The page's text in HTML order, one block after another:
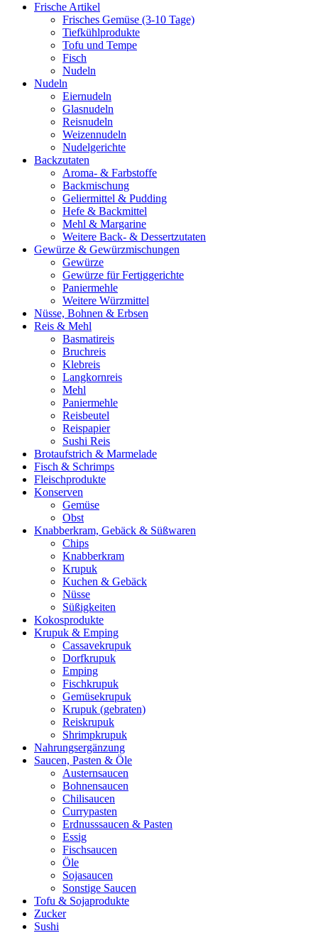
Frische Artikel
Frisches Gemüse (3-10 Tage)
Tiefkühlprodukte
Tofu und Tempe
Fisch
Nudeln
Nudeln
Eiernudeln
Glasnudeln
Reisnudeln
Weizennudeln
Nudelgerichte
Backzutaten
Aroma- & Farbstoffe
Backmischung
Geliermittel & Pudding
Hefe & Backmittel
Mehl & Margarine
Weitere Back- & Dessertzutaten
Gewürze & Gewürzmischungen
Gewürze
Gewürze für Fertiggerichte
Paniermehle
Weitere Würzmittel
Nüsse, Bohnen & Erbsen
Reis & Mehl
Basmatireis
Bruchreis
Klebreis
Langkornreis
Mehl
Paniermehle
Reisbeutel
Reispapier
Sushi Reis
Brotaufstrich & Marmelade
Fisch & Schrimps
Fleischprodukte
Konserven
Gemüse
Obst
Knabberkram, Gebäck & Süßwaren
Chips
Knabberkram
Krupuk
Kuchen & Gebäck
Nüsse
Süßigkeiten
Kokosprodukte
Krupuk & Emping
Cassavekrupuk
Dorfkrupuk
Emping
Fischkrupuk
Gemüsekrupuk
Krupuk (gebraten)
Reiskrupuk
Shrimpkrupuk
Nahrungsergänzung
Saucen, Pasten & Öle
Austernsaucen
Bohnensaucen
Chilisaucen
Currypasten
Erdnusssaucen & Pasten
Essig
Fischsaucen
Öle
Sojasaucen
Sonstige Saucen
Tofu & Sojaprodukte
Zucker
Sushi